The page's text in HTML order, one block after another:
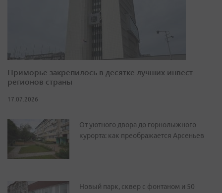
Приморье закрепилось в десятке лучших инвест-
регионов страны
17.07.2026
От уютного двора до горнолыжного
курорта: как преображается Арсеньев
Новый парк, сквер с фонтаном и 50